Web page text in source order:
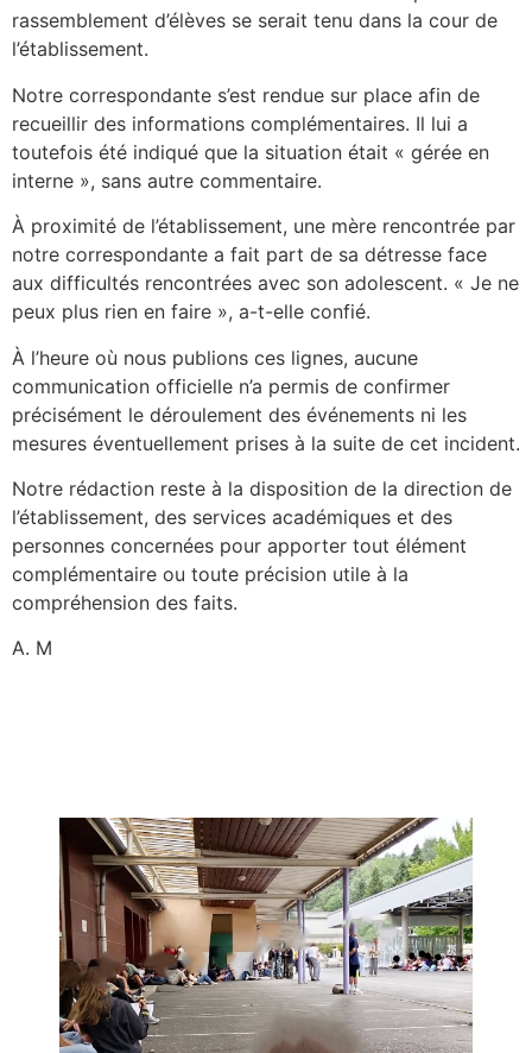
rassemblement d’élèves se serait tenu dans la cour de
l’établissement.
Notre correspondante s’est rendue sur place afin de
recueillir des informations complémentaires. Il lui a
toutefois été indiqué que la situation était « gérée en
interne », sans autre commentaire.
À proximité de l’établissement, une mère rencontrée par
notre correspondante a fait part de sa détresse face
aux difficultés rencontrées avec son adolescent. « Je ne
peux plus rien en faire », a-t-elle confié.
À l’heure où nous publions ces lignes, aucune
communication officielle n’a permis de confirmer
précisément le déroulement des événements ni les
mesures éventuellement prises à la suite de cet incident.
Notre rédaction reste à la disposition de la direction de
l’établissement, des services académiques et des
personnes concernées pour apporter tout élément
complémentaire ou toute précision utile à la
compréhension des faits.
A. M